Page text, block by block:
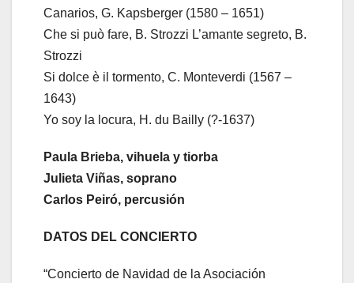
Canarios, G. Kapsberger (1580 – 1651)
Che si può fare, B. Strozzi L’amante segreto, B.
Strozzi
Si dolce è il tormento, C. Monteverdi (1567 –
1643)
Yo soy la locura, H. du Bailly (?-1637)
Paula Brieba, vihuela y tiorba
Julieta Viñas, soprano
Carlos Peiró, percusión
DATOS DEL CONCIERTO
“Concierto de Navidad de la Asociación